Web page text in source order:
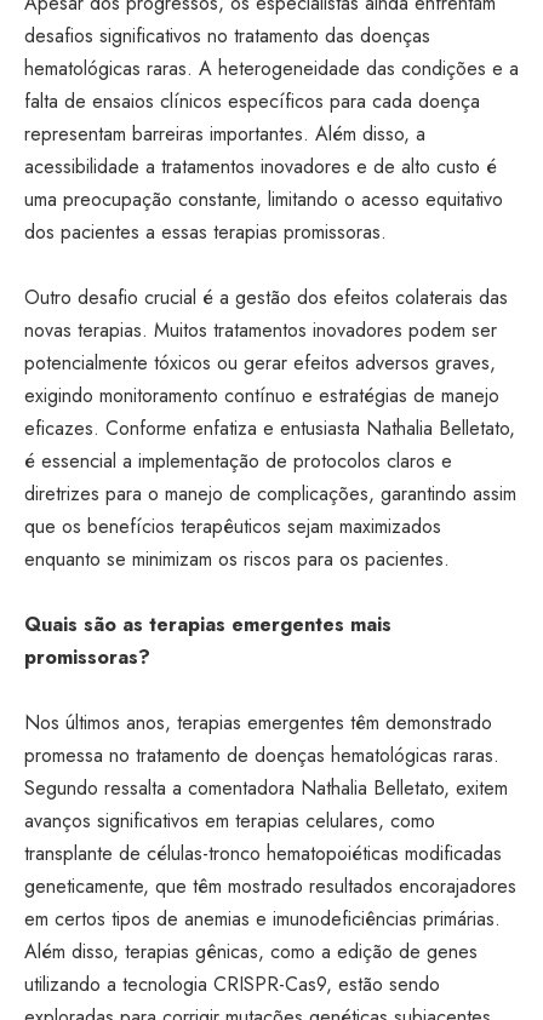
desafios significativos no tratamento das doenças
hematológicas raras. A heterogeneidade das condições e a
falta de ensaios clínicos específicos para cada doença
representam barreiras importantes. Além disso, a
acessibilidade a tratamentos inovadores e de alto custo é
uma preocupação constante, limitando o acesso equitativo
dos pacientes a essas terapias promissoras.
Outro desafio crucial é a gestão dos efeitos colaterais das
novas terapias. Muitos tratamentos inovadores podem ser
potencialmente tóxicos ou gerar efeitos adversos graves,
exigindo monitoramento contínuo e estratégias de manejo
eficazes. Conforme enfatiza e entusiasta Nathalia Belletato,
é essencial a implementação de protocolos claros e
diretrizes para o manejo de complicações, garantindo assim
que os benefícios terapêuticos sejam maximizados
enquanto se minimizam os riscos para os pacientes.
Quais são as terapias emergentes mais
promissoras?
Nos últimos anos, terapias emergentes têm demonstrado
promessa no tratamento de doenças hematológicas raras.
Segundo ressalta a comentadora Nathalia Belletato, exitem
avanços significativos em terapias celulares, como
transplante de células-tronco hematopoiéticas modificadas
geneticamente, que têm mostrado resultados encorajadores
em certos tipos de anemias e imunodeficiências primárias.
Além disso, terapias gênicas, como a edição de genes
utilizando a tecnologia CRISPR-Cas9, estão sendo